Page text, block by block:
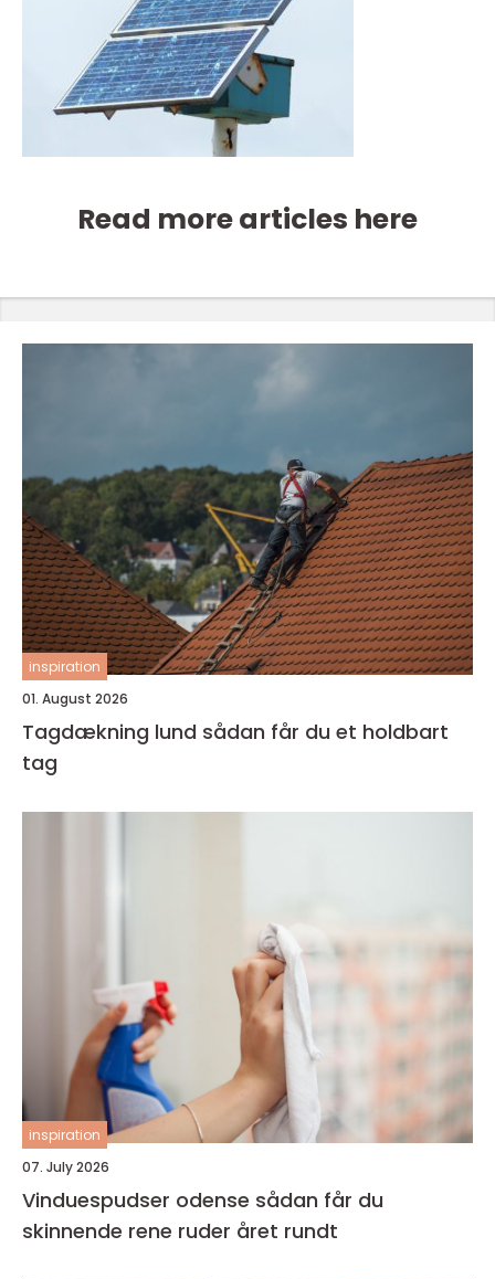
Read more articles here
inspiration
01. August 2026
Tagdækning lund sådan får du et holdbart
tag
inspiration
07. July 2026
Vinduespudser odense sådan får du
skinnende rene ruder året rundt